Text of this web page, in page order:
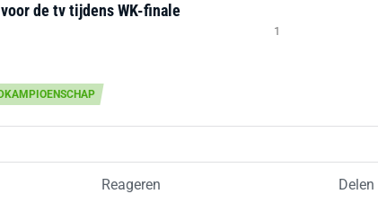
de tv tijdens WK-finale
1
Reageren Delen